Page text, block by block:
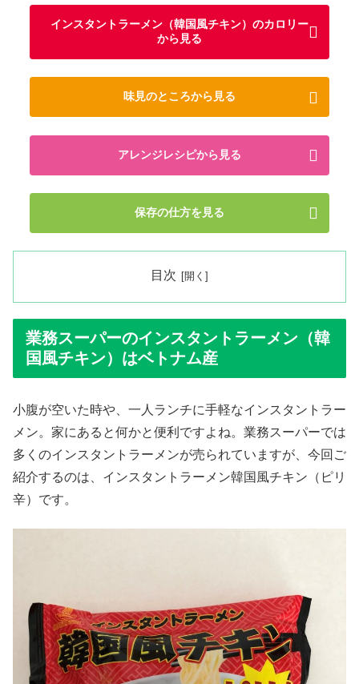
インスタントラーメン（韓国風チキン）のカロリー
から見る
味見のところから見る
アレンジレシピから見る
保存の仕方を見る
目次
業務スーパーのインスタントラーメン（韓
国風チキン）はベトナム産
小腹が空いた時や、一人ランチに手軽なインスタントラー
メン。家にあると何かと便利ですよね。業務スーパーでは
多くのインスタントラーメンが売られていますが、今回ご
紹介するのは、インスタントラーメン韓国風チキン（ピリ
辛）です。